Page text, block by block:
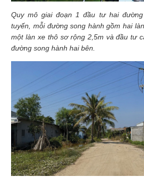
Quy mô giai đoạn 1 đầu tư hai
tuyến, mỗi đường song hành gồm hai
một làn xe thô sơ rộng 2,5m và đầu tư
đường song hành hai bên.